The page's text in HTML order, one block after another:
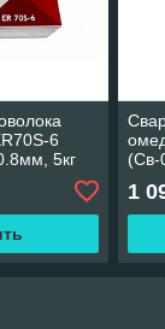
6
5кг
(Св-
1